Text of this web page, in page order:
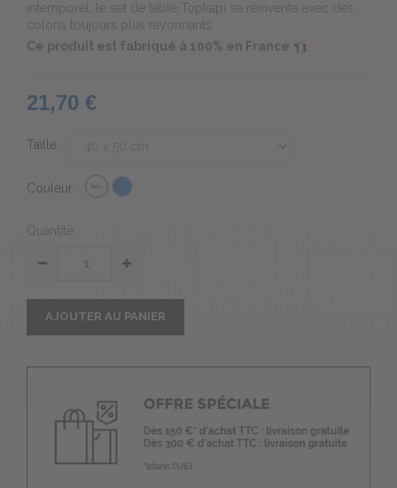
intemporel, le set de table Topkapi se réinvente avec des
coloris toujours plus rayonnants.
Ce produit est fabriqué à 100% en France
21,70 €
Taille
Couleur
Quantité
AJOUTER AU PANIER